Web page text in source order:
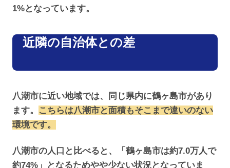
1%となっています。
近隣の自治体との差
八潮市に近い地域では、同じ県内に鶴ヶ島市があり
ます。
こちらは八潮市と面積もそこまで違いのない
環境です。
八潮市の人口と比べると、「鶴ヶ島市は約7.0万人で
約74%」となるためやや少ない状況となっていま